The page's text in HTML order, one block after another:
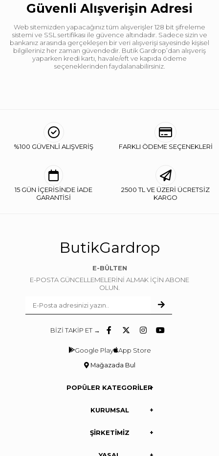
Güvenli Alışverişin Adresi
Web sitemizden yapacağınız tüm alışverişler 128 bit şifreleme
sistemi ve SSL sertifikası ile güvence altındadır. Sadece sizin ve
bankanız arasında gerçekleşen bir veri alışverişi sayesinde kişisel
bilgileriniz her zaman güvendedir. Butik Gardrop’dan alışveriş
yaparken kredi kartı, havale/eft ve kapıda ödeme
seçeneklerinden faydalanabilirsiniz.
%100 GÜVENLİ ALIŞVERİŞ FARKLI ÖDEME SEÇENEKLERİ
15 GÜN İÇERİSİNDE İADE
GARANTİSİ
2500 TL VE ÜZERİ ÜCRETSİZ
KARGO
ButikGardrop
E-BÜLTEN
E-POSTA GÜNCELLEMELERİNİ ALMAK İÇİN ABONE
OLUN.
BİZİ TAKİP ET →
Google Play App Store
Mağazada Bul
POPÜLER KATEGORİLER
KURUMSAL
ŞİRKETİMİZ